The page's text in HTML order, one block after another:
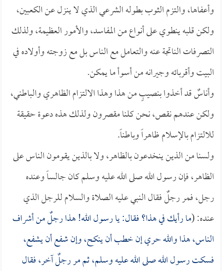
وأعفاها، والتزم الثوب بطوله الشرعي الذي لا ينزل عن الكعبين،
ولكن قلبه ينطوي على أنواع من المفاسد، والأمور العظيمة، ولذلك
التصرفات الناتجة عنه والتعامل مع الناس بل مع زوجته وأولاده في
البيت وأقربائه وجيرانه من أسوأ ما يمكن.
وأناسٌ قد أخذوا بنصيبٍ من هذا وهذا الالتزام الظاهري والباطني،
ولكن عندهم نقص، نحن كلنا مقصرون ولذلك هذه دعوة حقيقة
للالتزام بالإسلام ظاهراً وباطناً.
ولسنا من الذين ينخدعون بالظاهر، ولا بالذين يقومون الناس على
الظاهر، فإن رسول الله صلى الله عليه وسلم كان جالساً وعنده
رجل، فمر رجلٌ فقال النبي عليه الصلاة والسلام للرجل الذي
عنده: (ما رأيك في هذا؟ فقال: يا رسول الله! هذا رجلٌ من أشراف
الناس، هذا والله حري إن خطب أن ينكح، وإن شفع أن يشفع،
فسكت رسول الله صلى الله عليه وسلم، ثم مر رجلٌ آخر، فقال